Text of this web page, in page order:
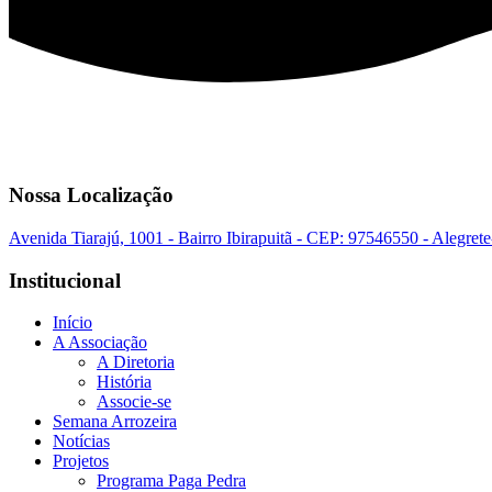
Nossa Localização
Avenida Tiarajú, 1001 - Bairro Ibirapuitã - CEP: 97546550 -
Institucional
Início
A Associação
A Diretoria
História
Associe-se
Semana Arrozeira
Notícias
Projetos
Programa Paga Pedra